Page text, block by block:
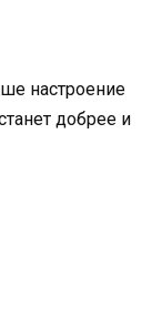
настроение
добрее и